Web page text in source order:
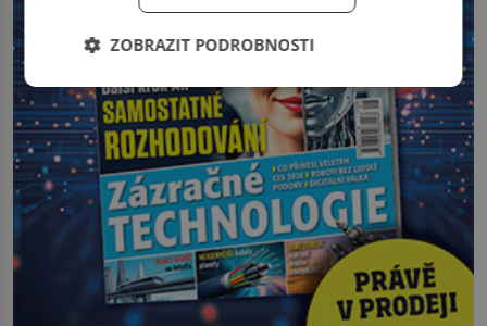
ZOBRAZIT PODROBNOSTI